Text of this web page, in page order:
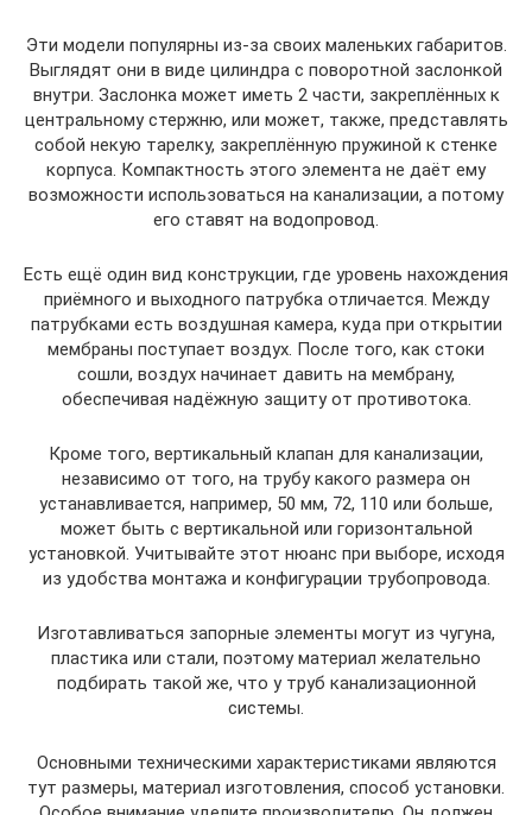
Эти модели популярны из-за своих маленьких габаритов.
Выглядят они в виде цилиндра с поворотной заслонкой
внутри. Заслонка может иметь 2 части, закреплённых к
центральному стержню, или может, также, представлять
собой некую тарелку, закреплённую пружиной к стенке
корпуса. Компактность этого элемента не даёт ему
возможности использоваться на канализации, а потому
его ставят на водопровод.
Есть ещё один вид конструкции, где уровень нахождения
приёмного и выходного патрубка отличается. Между
патрубками есть воздушная камера, куда при открытии
мембраны поступает воздух. После того, как стоки
сошли, воздух начинает давить на мембрану,
обеспечивая надёжную защиту от противотока.
Кроме того, вертикальный клапан для канализации,
независимо от того, на трубу какого размера он
устанавливается, например, 50 мм, 72, 110 или больше,
может быть с вертикальной или горизонтальной
установкой. Учитывайте этот нюанс при выборе, исходя
из удобства монтажа и конфигурации трубопровода.
Изготавливаться запорные элементы могут из чугуна,
пластика или стали, поэтому материал желательно
подбирать такой же, что у труб канализационной
системы.
Основными техническими характеристиками являются
тут размеры, материал изготовления, способ установки.